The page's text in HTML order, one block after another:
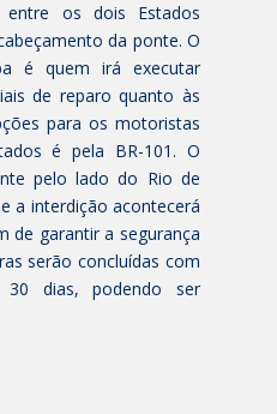
entre os dois Estados
da ponte. O
é quem irá executar
de reparo quanto às
para os motoristas
é pela BR-101. O
pelo lado do Rio de
a interdição acontecerá
de garantir a segurança
serão concluídas com
dias, podendo ser